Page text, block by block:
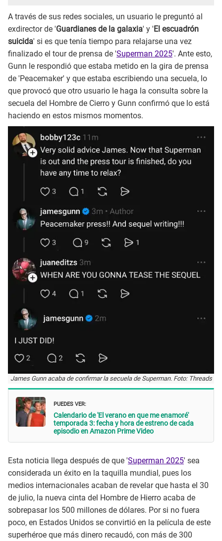
A través de sus redes sociales, un usuario le preguntó al
exdirector de 'Guardianes de la galaxia' y 'El escuadrón
suicida' si es que tenía tiempo para relajarse una vez
finalizado el tour de prensa de 'Superman 2025'. Ante esto,
Gunn le respondió que estaba metido en la gira de prensa
de 'Peacemaker' y que estaba escribiendo una secuela, lo
que provocó que otro usuario le haga la consulta sobre la
secuela del Hombre de Cierro y Gunn confirmó que lo está
haciendo en estos mismos momentos.
James Gunn acaba de confirmar la secuela de Superman. Foto: Threads
PUEDES VER:
Calendario de 'El verano en que me enamoré'
temporada 3: fecha y hora de estreno de cada
episodio en Amazon Prime Video
Esta noticia llega después de que 'Superman 2025' sea
considerada un éxito en la taquilla mundial, pues los
medios internacionales acaban de revelar que hasta el 30
de julio, la nueva cinta del Hombre de Hierro acaba de
sobrepasar los 500 millones de dólares. Por si no fuera
poco, en Estados Unidos se convirtió en la película de este
superhéroe que más dinero recaudó, con más de 300